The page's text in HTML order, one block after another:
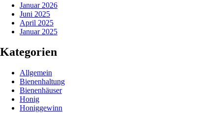
Januar 2026
Juni 2025
April 2025
Januar 2025
Kategorien
Allgemein
Bienenhaltung
Bienenhäuser
Honig
Honiggewinn